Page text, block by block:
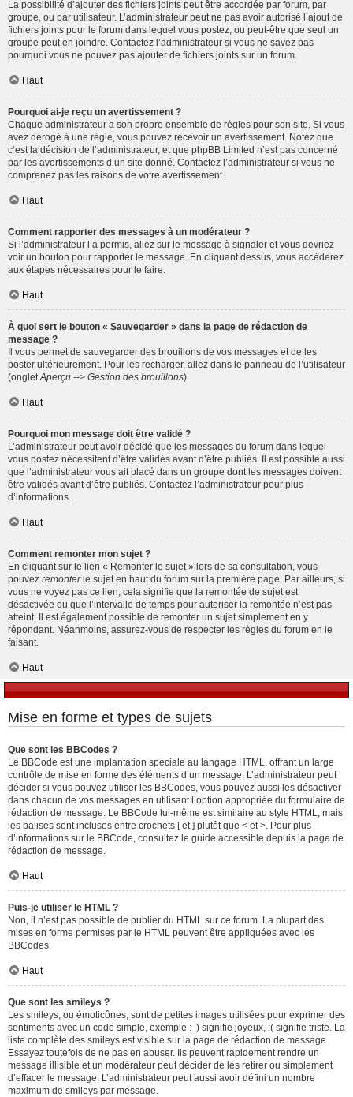
La possibilité d’ajouter des fichiers joints peut être accordée par forum, par
groupe, ou par utilisateur. L’administrateur peut ne pas avoir autorisé l’ajout de
fichiers joints pour le forum dans lequel vous postez, ou peut-être que seul un
groupe peut en joindre. Contactez l’administrateur si vous ne savez pas
pourquoi vous ne pouvez pas ajouter de fichiers joints sur un forum.
Haut
Pourquoi ai-je reçu un avertissement ?
Chaque administrateur a son propre ensemble de règles pour son site. Si vous
avez dérogé à une règle, vous pouvez recevoir un avertissement. Notez que
c’est la décision de l’administrateur, et que phpBB Limited n’est pas concerné
par les avertissements d’un site donné. Contactez l’administrateur si vous ne
comprenez pas les raisons de votre avertissement.
Haut
Comment rapporter des messages à un modérateur ?
Si l’administrateur l’a permis, allez sur le message à signaler et vous devriez
voir un bouton pour rapporter le message. En cliquant dessus, vous accéderez
aux étapes nécessaires pour le faire.
Haut
À quoi sert le bouton « Sauvegarder » dans la page de rédaction de
message ?
Il vous permet de sauvegarder des brouillons de vos messages et de les
poster ultérieurement. Pour les recharger, allez dans le panneau de l’utilisateur
(onglet Aperçu --> Gestion des brouillons).
Haut
Pourquoi mon message doit être validé ?
L’administrateur peut avoir décidé que les messages du forum dans lequel
vous postez nécessitent d’être validés avant d’être publiés. Il est possible aussi
que l’administrateur vous ait placé dans un groupe dont les messages doivent
être validés avant d’être publiés. Contactez l’administrateur pour plus
d’informations.
Haut
Comment remonter mon sujet ?
En cliquant sur le lien « Remonter le sujet » lors de sa consultation, vous
pouvez remonterle sujet en haut du forum sur la première page. Par ailleurs, si
vous ne voyez pas ce lien, cela signifie que la remontée de sujet est
désactivée ou que l’intervalle de temps pour autoriser la remontée n’est pas
atteint. Il est également possible de remonter un sujet simplement en y
répondant. Néanmoins, assurez-vous de respecter les règles du forum en le
faisant.
Haut
Mise en forme et types de sujets
Que sont les BBCodes ?
Le BBCode est une implantation spéciale au langage HTML, offrant un large
contrôle de mise en forme des éléments d’un message. L’administrateur peut
décider si vous pouvez utiliser les BBCodes, vous pouvez aussi les désactiver
dans chacun de vos messages en utilisant l’option appropriée du formulaire de
rédaction de message. Le BBCode lui-même est similaire au style HTML, mais
les balises sont incluses entre crochets [ et ] plutôt que < et >. Pour plus
d’informations sur le BBCode, consultez le guide accessible depuis la page de
rédaction de message.
Haut
Puis-je utiliser le HTML ?
Non, il n’est pas possible de publier du HTML sur ce forum. La plupart des
mises en forme permises par le HTML peuvent être appliquées avec les
BBCodes.
Haut
Que sont les smileys ?
Les smileys, ou émoticônes, sont de petites images utilisées pour exprimer des
sentiments avec un code simple, exemple : :) signifie joyeux, :( signifie triste. La
liste complète des smileys est visible sur la page de rédaction de message.
Essayez toutefois de ne pas en abuser. Ils peuvent rapidement rendre un
message illisible et un modérateur peut décider de les retirer ou simplement
d’effacer le message. L’administrateur peut aussi avoir défini un nombre
maximum de smileys par message.